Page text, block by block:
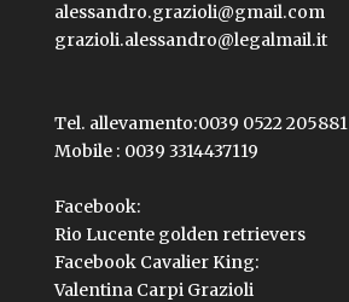
alessandro.grazioli@gmail.com
grazioli.alessandro@legalmail.it
Tel. allevamento:0039 0522 205881
Mobile : 0039 3314437119
Facebook:
Rio Lucente golden retrievers
Facebook Cavalier King:
Valentina Carpi Grazioli